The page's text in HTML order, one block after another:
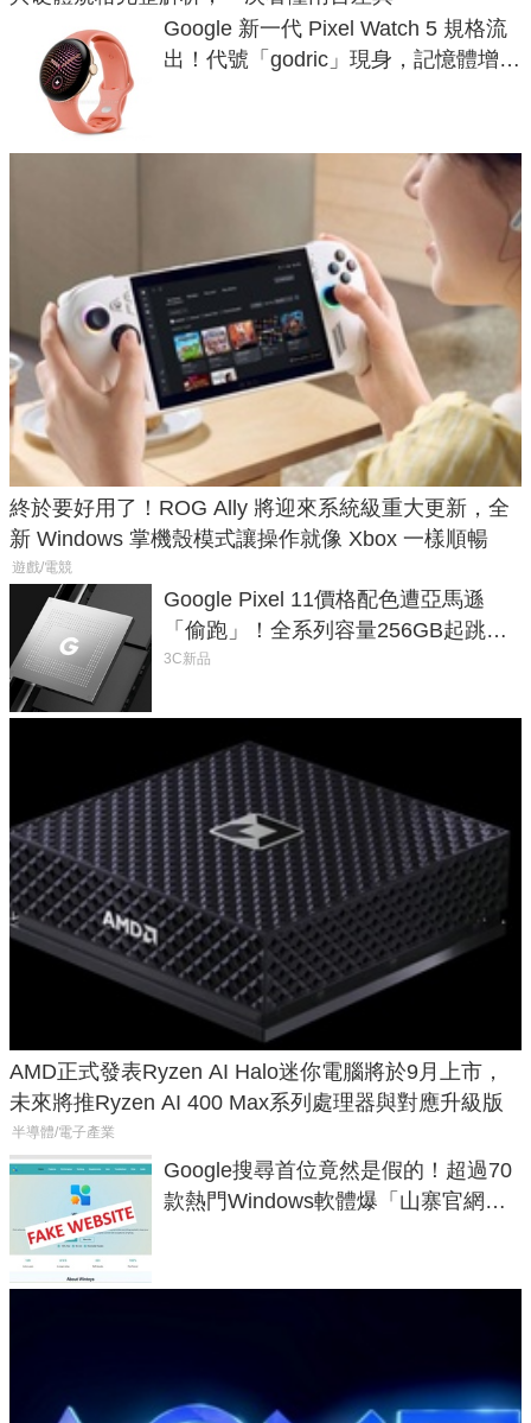
Google 新一代 Pixel Watch 5 規格流
出！代號「godric」現身，記憶體增強
終於要好用了！ROG Ally 將迎來系統級重大更新，全
新 Windows 掌機殼模式讓操作就像 Xbox 一樣順暢
遊戲/電競
Google Pixel 11價格配色遭亞馬遜
「偷跑」！全系列容量256GB起跳、
頂規摺疊機價位逼近7萬
3C新品
AMD正式發表Ryzen AI Halo迷你電腦將於9月上市，
未來將推Ryzen AI 400 Max系列處理器與對應升級版
半導體/電子產業
Google搜尋首位竟然是假的！超過70
款熱門Windows軟體爆「山寨官網」